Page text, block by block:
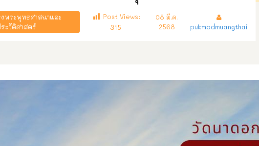
พระพุทธศาสนาและ
ะวัติศาสตร์
Post Views:
315
08 มี.ค.
2568
pukmodmuangthai